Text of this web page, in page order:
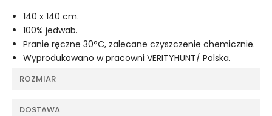
140 x 140 cm.
100% jedwab.
Pranie ręczne 30°C, zalecane czyszczenie chemicznie.
Wyprodukowano w pracowni VERITYHUNT/ Polska.
ROZMIAR
DOSTAWA